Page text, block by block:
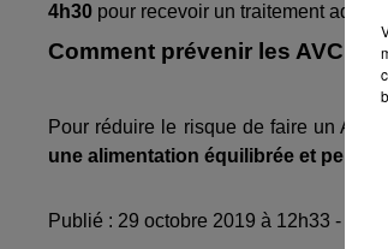
4h30 pour recevoir un traitement
Comment prévenir les AVC ?
Pour réduire le risque de faire un AVC,
une alimentation équilibrée et peu
Publié : 29 octobre 2019 à 12h33 -